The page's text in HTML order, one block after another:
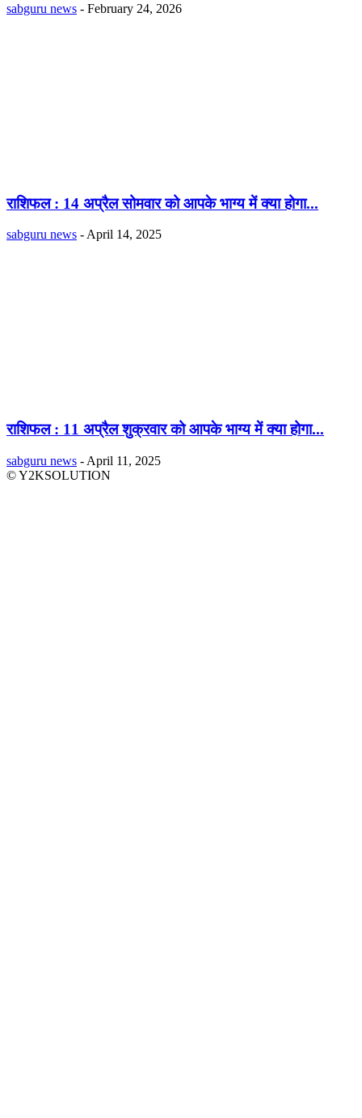
sabguru news - February 24, 2026
राशिफल : 14 अप्रैल सोमवार को आपके भाग्य में क्या होगा...
sabguru news - April 14, 2025
राशिफल : 11 अप्रैल शुक्रवार को आपके भाग्य में क्या होगा...
sabguru news - April 11, 2025
© Y2KSOLUTION